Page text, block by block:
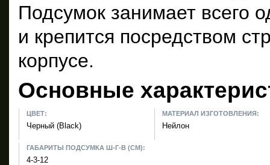
Подсумок занимает всего
и крепится посредством
корпусе.
Основные
ЦВЕТ:
Черный (Black)
МАТЕРИАЛ ИЗГОТОВЛЕНИЯ:
Нейлон
ГАБАРИТЫ ПОДСУМКА Ш-Г-В (СМ):
4-3-12